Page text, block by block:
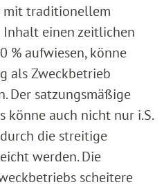
mit traditionellem
einen zeitlichen
% aufwiesen, könne
als Zweckbetrieb
Der satzungsmäßige
könne auch nicht nur i.S.
die streitige
werden. Die
scheitere